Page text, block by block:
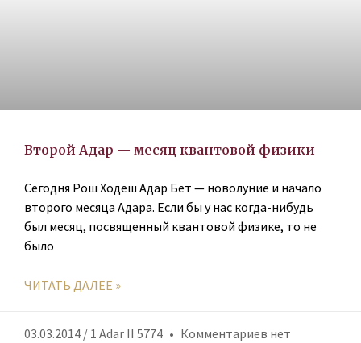
Второй Адар — месяц квантовой физики
Сегодня Рош Ходеш Адар Бет — новолуние и начало
второго месяца Адара. Если бы у нас когда-нибудь
был месяц, посвященный квантовой физике, то не
было
ЧИТАТЬ ДАЛЕЕ »
03.03.2014 / 1 Adar II 5774 Комментариев нет